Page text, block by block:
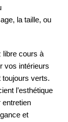
la taille, ou
libre cours à
vos intérieurs
toujours verts.
l’esthétique
entretien
et